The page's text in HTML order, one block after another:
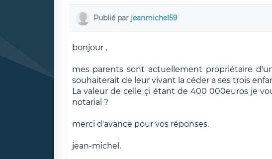
Publié par jeanmichel59
bonjour ,
mes parents sont actuellement propriétaire
souhaiterait de leur vivant la céder a ses trois
La valeur de celle çi étant de 400 000euros je
notarial ?
merci d'avance pour vos réponses.
jean-michel.